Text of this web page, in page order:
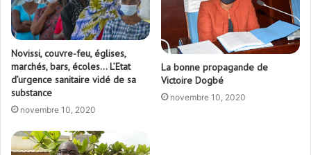
Novissi, couvre-feu, églises,
marchés, bars, écoles… L’Etat
d’urgence sanitaire vidé de sa
substance
novembre 10, 2020
La bonne propagande de
Victoire Dogbé
novembre 10, 2020